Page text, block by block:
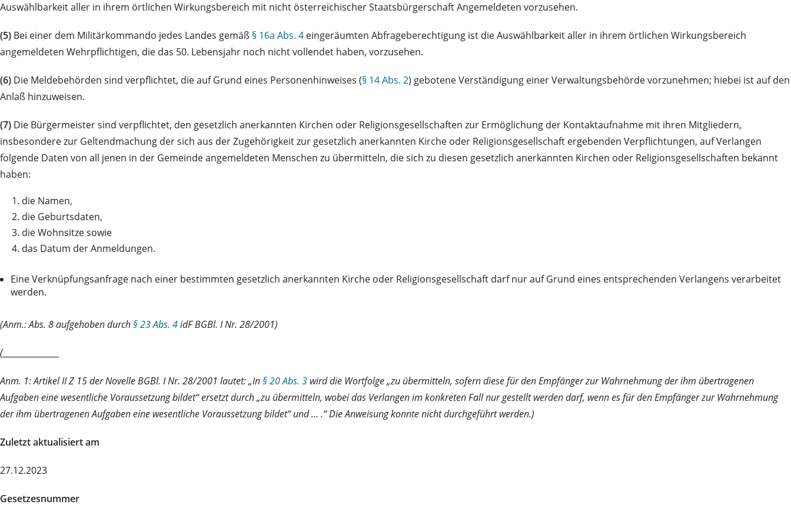
Auswählbarkeit aller in ihrem örtlichen Wirkungsbereich mit nicht österreichischer Staatsbürgerschaft Angemeldeten vorzusehen.
(5) Bei einer dem Militärkommando jedes Landes gemäß § 16a Abs. 4 eingeräumten Abfrageberechtigung ist die Auswählbarkeit aller in ihrem örtlichen Wirkungsbereich
angemeldeten Wehrpflichtigen, die das 50. Lebensjahr noch nicht vollendet haben, vorzusehen.
(6) Die Meldebehörden sind verpflichtet, die auf Grund eines Personenhinweises (§ 14 Abs. 2) gebotene Verständigung einer Verwaltungsbehörde vorzunehmen; hiebei ist auf den
Anlaß hinzuweisen.
(7) Die Bürgermeister sind verpflichtet, den gesetzlich anerkannten Kirchen oder Religionsgesellschaften zur Ermöglichung der Kontaktaufnahme mit ihren Mitgliedern,
insbesondere zur Geltendmachung der sich aus der Zugehörigkeit zur gesetzlich anerkannten Kirche oder Religionsgesellschaft ergebenden Verpflichtungen, auf Verlangen
folgende Daten von all jenen in der Gemeinde angemeldeten Menschen zu übermitteln, die sich zu diesen gesetzlich anerkannten Kirchen oder Religionsgesellschaften bekannt
haben:
1. die Namen,
2. die Geburtsdaten,
3. die Wohnsitze sowie
4. das Datum der Anmeldungen.
Eine Verknüpfungsanfrage nach einer bestimmten gesetzlich anerkannten Kirche oder Religionsgesellschaft darf nur auf Grund eines entsprechenden Verlangens verarbeitet
werden.
(Anm.: Abs. 8 aufgehoben durch§ 23 Abs. 4idF BGBl. I Nr. 28/2001)
(________________
Anm. 1: Artikel II Z 15 der Novelle BGBl. I Nr. 28/2001 lautet: „In§ 20 Abs. 3 wird die Wortfolge „zu übermitteln, sofern diese für den Empfänger zur Wahrnehmung der ihm übertragenen
Aufgaben eine wesentliche Voraussetzung bildet“ ersetzt durch „zu übermitteln, wobei das Verlangen im konkreten Fall nur gestellt werden darf, wenn es für den Empfänger zur Wahrnehmung
der ihm übertragenen Aufgaben eine wesentliche Voraussetzung bildet“ und … .“ Die Anweisung konnte nicht durchgeführt werden.)
Zuletzt aktualisiert am
27.12.2023
Gesetzesnummer